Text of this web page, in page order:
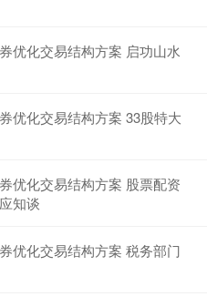
优化交易结构方案 启功山水
优化交易结构方案 33股特大
优化交易结构方案 股票配资
知谈
优化交易结构方案 税务部门